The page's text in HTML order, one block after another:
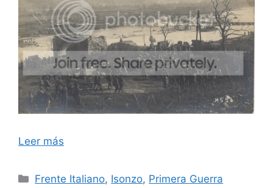
Leer más
Categorías
Frente Italiano, Isonzo, Primera Guerra